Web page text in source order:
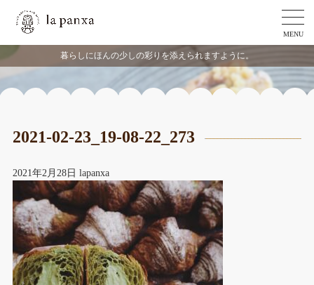
MENU
暮らしにほんの少しの彩りを添えられますように。
2021-02-23_19-08-22_273
2021年2月28日 lapanxa